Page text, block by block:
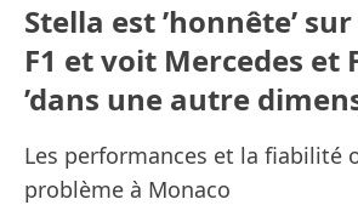
Stella est ’honnête’
F1 et voit Mercedes et
’dans une autre
Les performances et la fiabilité
problème à Monaco